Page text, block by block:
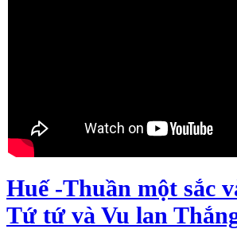
Huế -Thuần một sắc
Tứ tứ và Vu lan